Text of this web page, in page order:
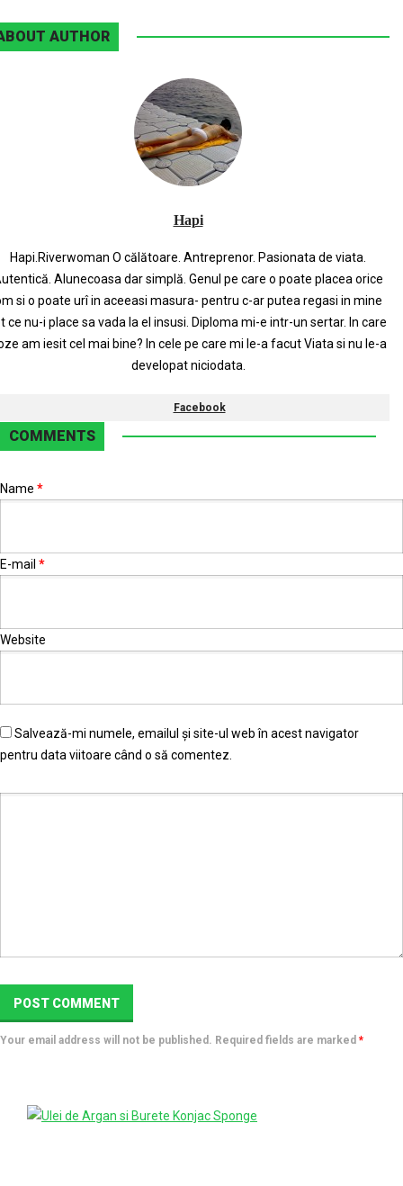
AUTHOR
Hapi
Hapi.Riverwoman O călătoare. Antreprenor. Pasionata de viata.
Alunecoasa dar simplă. Genul pe care o poate placea orice
si o poate urî in aceeasi masura- pentru c-ar putea regasi in mine
ce nu-i place sa vada la el insusi. Diploma mi-e intr-un sertar. In care
am iesit cel mai bine? In cele pe care mi le-a facut Viata si nu le-a
developat niciodata.
Facebook
COMMENTS
Name *
E-mail *
Website
Salvează-mi numele, emailul și site-ul web în acest navigator
pentru data viitoare când o să comentez.
Your email address will not be published. Required fields are marked *